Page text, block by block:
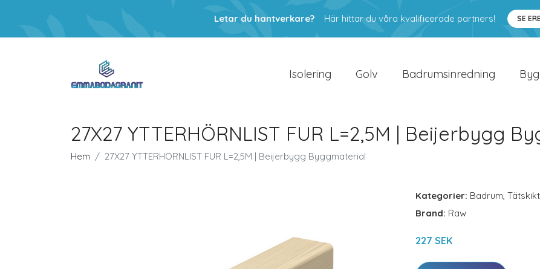
Letar du hantverkare? Här hittar du våra kvalificerade partners! SE
Isolering Golv Badrumsinredning
27X27 YTTERHÖRNLIST FUR L=2,5M | Beijerbygg
Hem 27X27 YTTERHÖRNLIST FUR L=2,5M | Beijerbygg Byggmaterial
Kategorier: Badrum, Tätskikt
Brand: Raw
227 SEK